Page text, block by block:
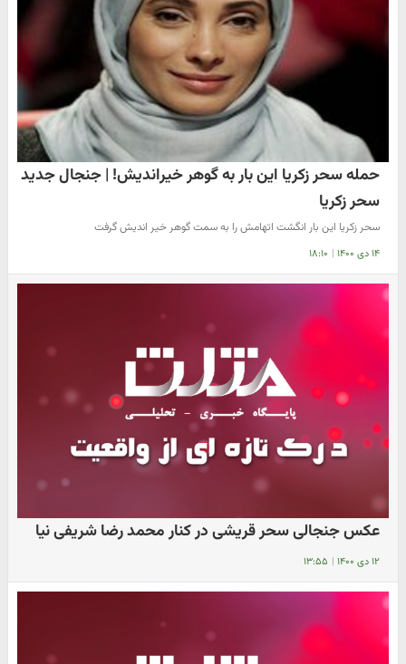
حمله سحر زکریا این بار به گوهر خیراندیش! | جنجال جدید
سحر زکریا
سحر زکریا این بار انگشت اتهامش را به سمت گوهر خیر اندیش گرفت
۱۴ دی ۱۴۰۰ | ۱۸:۱۰
عکس جنجالی سحر قریشی در کنار محمد رضا شریفی نیا
۱۲ دی ۱۴۰۰ | ۱۳:۵۵